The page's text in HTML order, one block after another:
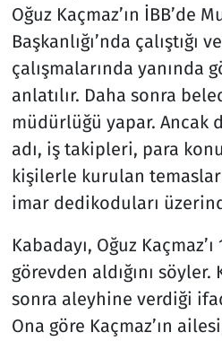
Oğuz Kaçmaz’ın İBB’de
Başkanlığı’nda çalıştığı
çalışmalarında yanında
anlatılır. Daha sonra
müdürlüğü yapar. Ancak
adı, iş takipleri, para
kişilerle kurulan
imar dedikoduları
Kabadayı, Oğuz Kaçmaz’ı
görevden aldığını söyler.
sonra aleyhine verdiği
Ona göre Kaçmaz’ın